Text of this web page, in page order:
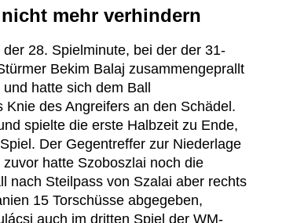
mehr verhindern
28. Spielminute, bei der der 31-
Bekim Balaj zusammengeprallt
hatte sich dem Ball
des Angreifers an den Schädel.
spielte die erste Halbzeit zu Ende,
Der Gegentreffer zur Niederlage
hatte Szoboszlai noch die
nach Steilpass von Szalai aber rechts
15 Torschüsse abgegeben,
auch im dritten Spiel der WM-